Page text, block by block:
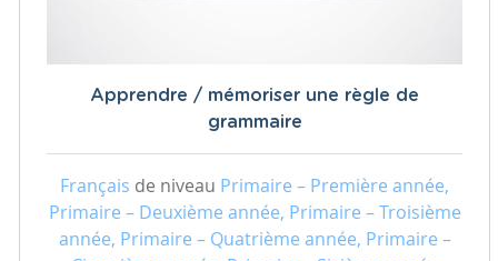
Apprendre / mémoriser une règle de
grammaire
Français de niveau Primaire – Première année,
Primaire – Deuxième année, Primaire – Troisième
année, Primaire – Quatrième année, Primaire –